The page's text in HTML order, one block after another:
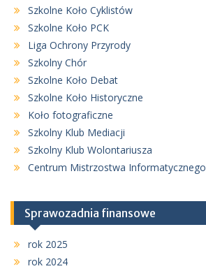
Szkolne Koło Cyklistów
Szkolne Koło PCK
Liga Ochrony Przyrody
Szkolny Chór
Szkolne Koło Debat
Szkolne Koło Historyczne
Koło fotograficzne
Szkolny Klub Mediacji
Szkolny Klub Wolontariusza
Centrum Mistrzostwa Informatycznego
Sprawozadnia finansowe
rok 2025
rok 2024